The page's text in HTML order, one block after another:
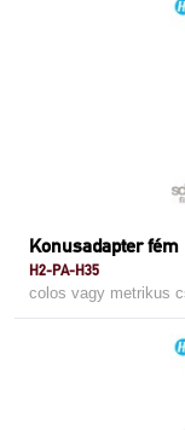
Konusadapter fém
H2-PA-H35
colos vagy metrikus